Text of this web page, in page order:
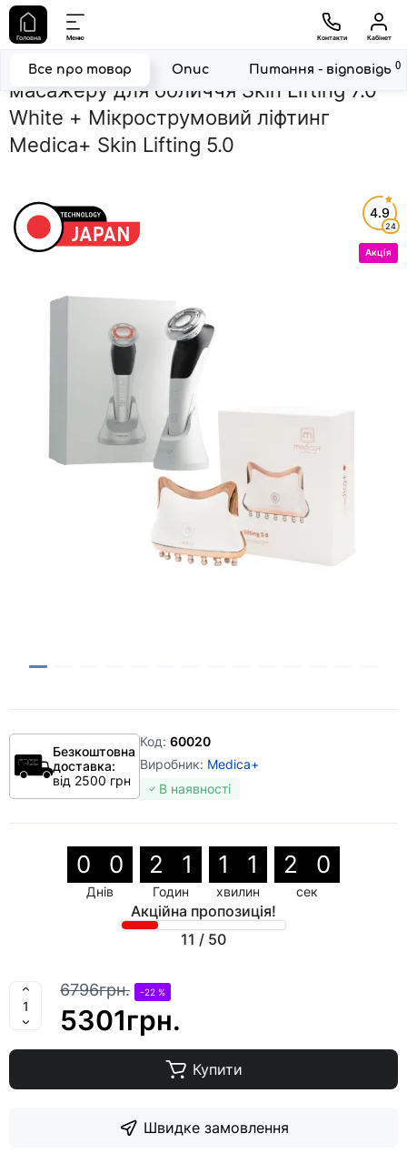
Головна Меню Контакти Кабінет
Головна Набори Набір мікрострумового RF Lifting масажеру
Набір мікрострумового RF Lifting
масажеру для обличчя Skin Lifting 7.0
White + Мікрострумовий ліфтинг
Medica+ Skin Lifting 5.0
Все про товар Опис Питання - відповідь 0
4.9
24
Акція
Безкоштовна
доставка:
від 2500 грн
Код: 60020
Виробник: Medica+
В наявності
0 0
Днів
2 1
Годин
1 1
хвилин
1 9
сек
Акційна пропозиція!
11 / 50
6796грн. -22 %
5301грн.
Купити
Швидке замовлення